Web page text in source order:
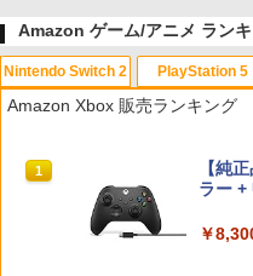
Amazon ゲーム/アニメ ラン
Nintendo Switch 2
1
スプ
コード
￥
PlayStation 5
1
日本
Amazon Xbox 販売ランキング
1
【純
ラー +
￥